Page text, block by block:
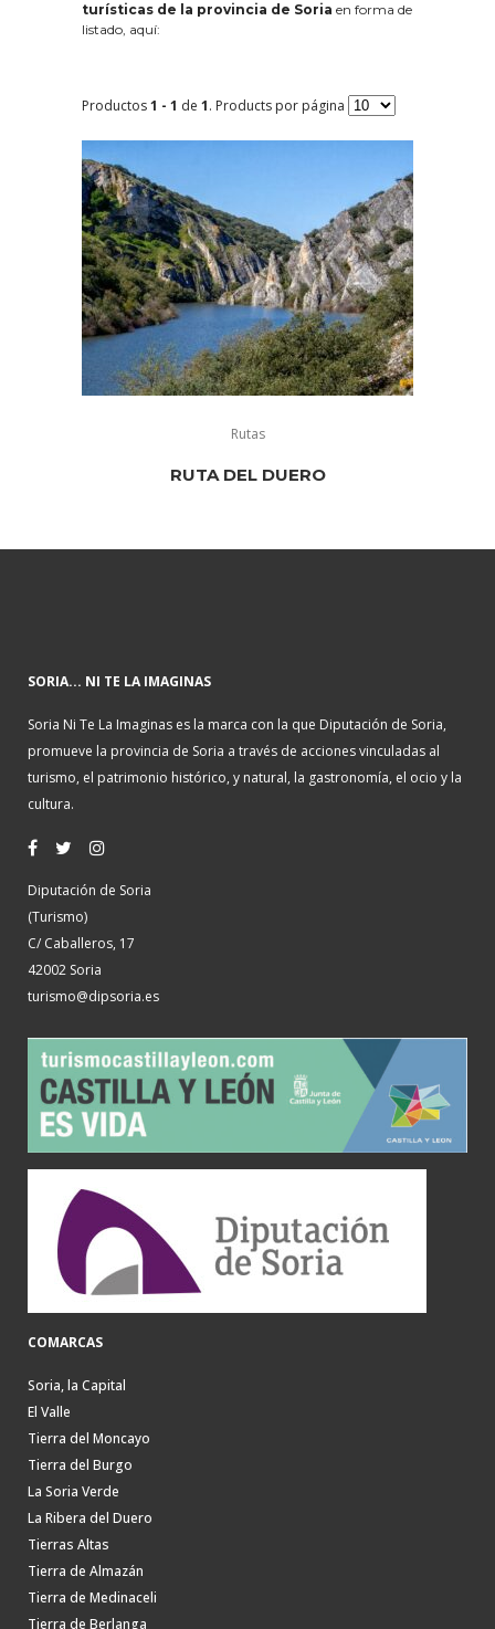
turísticas de la provincia de Soria en forma de
listado, aquí:
Productos1 - 1 de 1. Products por página
Rutas
RUTA DEL DUERO
SORIA... NI TE LA IMAGINAS
Soria Ni Te La Imaginas es la marca con la que Diputación de Soria,
promueve la provincia de Soria a través de acciones vinculadas al
turismo, el patrimonio histórico, y natural, la gastronomía, el ocio y la
cultura.
Diputación de Soria
(Turismo)
C/ Caballeros, 17
42002 Soria
turismo@dipsoria.es
COMARCAS
Soria, la Capital
El Valle
Tierra del Moncayo
Tierra del Burgo
La Soria Verde
La Ribera del Duero
Tierras Altas
Tierra de Almazán
Tierra de Medinaceli
Tierra de Berlanga